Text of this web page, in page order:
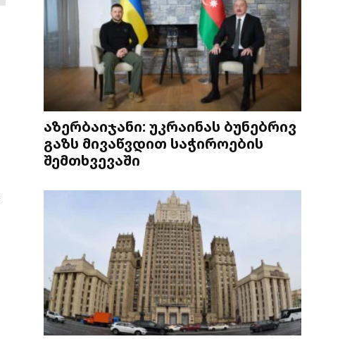
აზერბაიჯანი: უკრაინას ბუნებრივ
გაზს მივაწვდით საჭიროების
შემთხვევაში